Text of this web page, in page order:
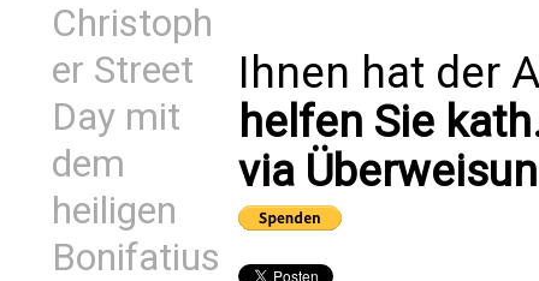
Christoph
er Street
Day mit
dem
heiligen
Bonifatius
Ihnen hat der
helfen Sie
via